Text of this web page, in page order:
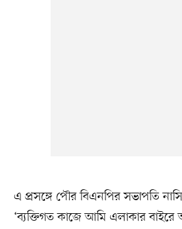
এ প্রসঙ্গে পৌর বিএনপির সভাপতি
‘ব্যক্তিগত কাজে আমি এলাকার বাইরে